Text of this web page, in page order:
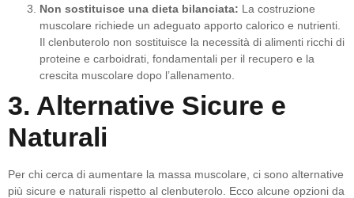
Non sostituisce una dieta bilanciata: La costruzione
muscolare richiede un adeguato apporto calorico e nutrienti.
Il clenbuterolo non sostituisce la necessità di alimenti ricchi di
proteine e carboidrati, fondamentali per il recupero e la
crescita muscolare dopo l’allenamento.
3. Alternative Sicure e
Naturali
Per chi cerca di aumentare la massa muscolare, ci sono alternative
più sicure e naturali rispetto al clenbuterolo. Ecco alcune opzioni da